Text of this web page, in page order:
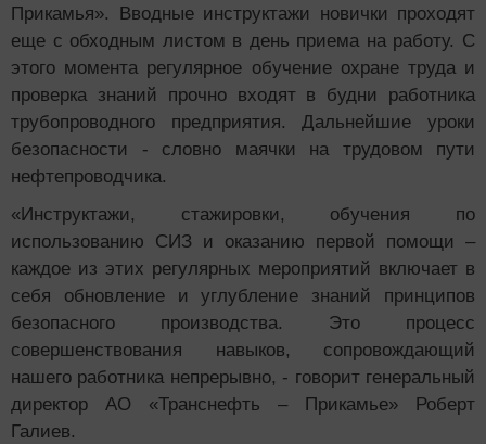
Прикамья». Вводные инструктажи новички проходят
еще с обходным листом в день приема на работу. С
этого момента регулярное обучение охране труда и
проверка знаний прочно входят в будни работника
трубопроводного предприятия. Дальнейшие уроки
безопасности - словно маячки на трудовом пути
нефтепроводчика.
«Инструктажи, стажировки, обучения по
использованию СИЗ и оказанию первой помощи –
каждое из этих регулярных мероприятий включает в
себя обновление и углубление знаний принципов
безопасного производства. Это процесс
совершенствования навыков, сопровождающий
нашего работника непрерывно, - говорит генеральный
директор АО «Транснефть – Прикамье» Роберт
Галиев.